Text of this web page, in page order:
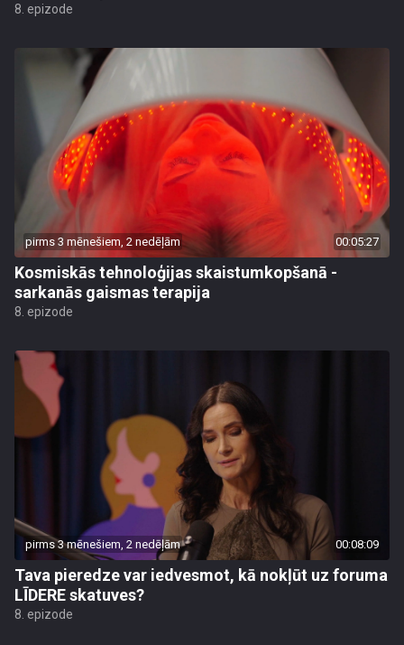
8. epizode
pirms 3 mēnešiem, 2 nedēļām 00:05:27
Kosmiskās tehnoloģijas skaistumkopšanā -
sarkanās gaismas terapija
8. epizode
pirms 3 mēnešiem, 2 nedēļām 00:08:09
Tava pieredze var iedvesmot, kā nokļūt uz foruma
LĪDERE skatuves?
8. epizode